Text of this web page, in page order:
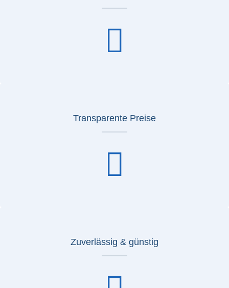
Transparente Preise
Zuverlässig & günstig